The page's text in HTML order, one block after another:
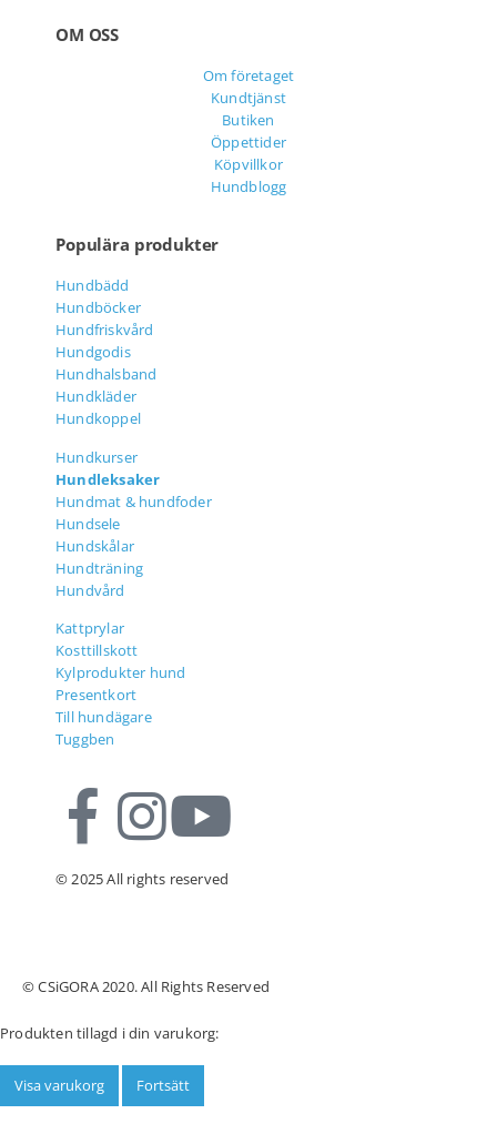
OM OSS
Om företaget
Kundtjänst
Butiken
Öppettider
Köpvillkor
Hundblogg
Populära produkter
Hundbädd
Hundböcker
Hundfriskvård
Hundgodis
Hundhalsband
Hundkläder
Hundkoppel
Hundkurser
Hundleksaker
Hundmat & hundfoder
Hundsele
Hundskålar
Hundträning
Hundvård
Kattprylar
Kosttillskott
Kylprodukter hund
Presentkort
Till hundägare
Tuggben
© 2025 All rights reserved
© CSiGORA 2020. All Rights Reserved
Produkten tillagd i din varukorg:
Visa varukorg Fortsätt